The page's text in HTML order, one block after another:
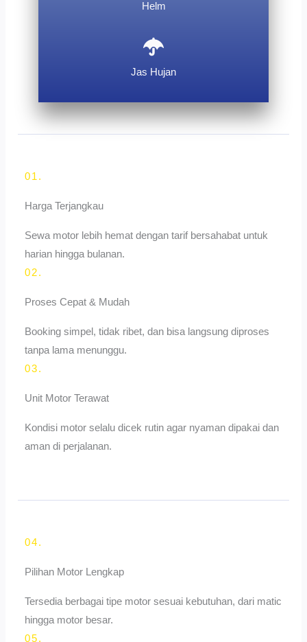
Helm
Jas Hujan
01.
Harga Terjangkau
Sewa motor lebih hemat dengan tarif bersahabat untuk
harian hingga bulanan.
02.
Proses Cepat & Mudah
Booking simpel, tidak ribet, dan bisa langsung diproses
tanpa lama menunggu.
03.
Unit Motor Terawat
Kondisi motor selalu dicek rutin agar nyaman dipakai dan
aman di perjalanan.
04.
Pilihan Motor Lengkap
Tersedia berbagai tipe motor sesuai kebutuhan, dari matic
hingga motor besar.
05.